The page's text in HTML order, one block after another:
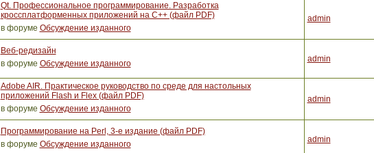
Qt. Профессиональное программирование. Разработка
кроссплатформенных приложений на С++ (файл PDF)
в форуме Обсуждение изданного
admin
Веб-редизайн
в форуме Обсуждение изданного admin
Adobe AIR. Практическое руководство по среде для настольных
приложений Flash и Flex (файл PDF)
в форуме Обсуждение изданного
admin
Программирование на Perl, 3-е издание (файл PDF)
в форуме Обсуждение изданного admin